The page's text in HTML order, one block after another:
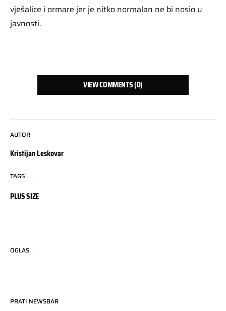
AUTOR
Kristijan Leskovar
TAGS
PLUS SIZE
vješalice i ormare jer je nitko normalan ne bi nosio u
javnosti.
VIEW COMMENTS (0)
OGLAS
PRATI NEWSBAR